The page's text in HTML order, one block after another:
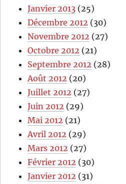
Janvier 2013 (25)
Décembre 2012 (30)
Novembre 2012 (27)
Octobre 2012 (21)
Septembre 2012 (28)
Août 2012 (20)
Juillet 2012 (27)
Juin 2012 (29)
Mai 2012 (21)
Avril 2012 (29)
Mars 2012 (27)
Février 2012 (30)
Janvier 2012 (31)